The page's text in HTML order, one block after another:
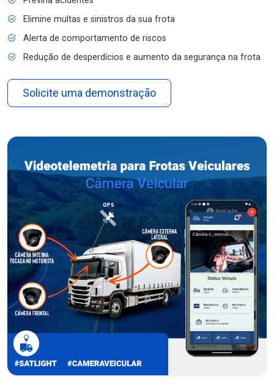
Elimine multas e sinistros da sua frota
Alerta de comportamento de riscos
Redução de desperdícios e aumento da segurança na frota
Solicite uma demonstração